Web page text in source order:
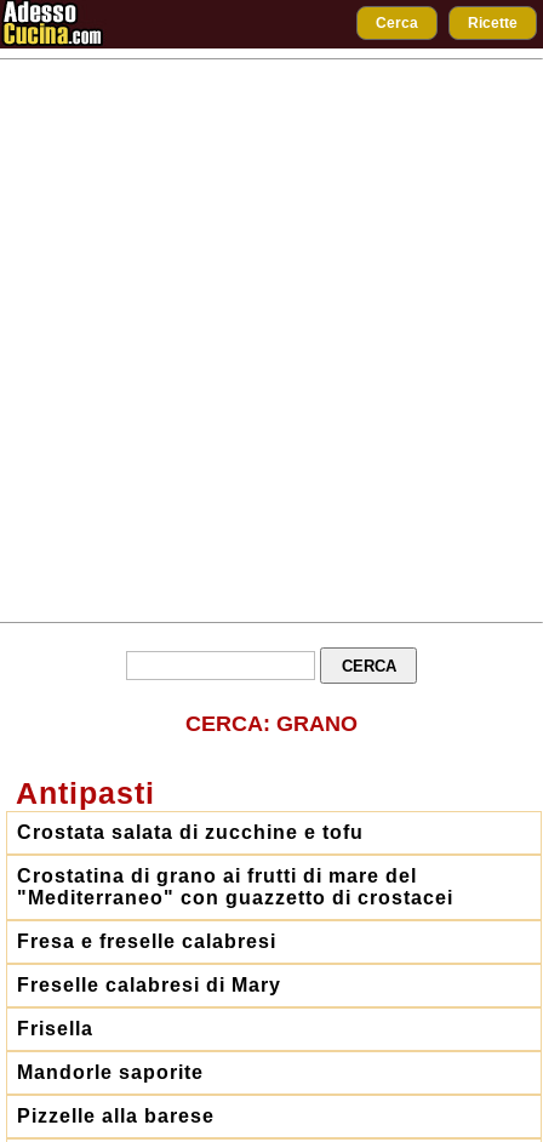
Cerca Ricette
CERCA: GRANO
Antipasti
Crostata salata di zucchine e tofu
Crostatina di grano ai frutti di mare del
"Mediterraneo" con guazzetto di crostacei
Fresa e freselle calabresi
Freselle calabresi di Mary
Frisella
Mandorle saporite
Pizzelle alla barese